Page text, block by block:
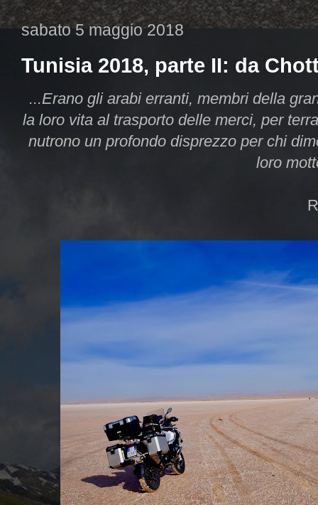
sabato 5 maggio 2018
Tunisia 2018, parte II: da
...Erano gli arabi erranti, membri della
la loro vita al trasporto delle merci, per
nutrono un profondo disprezzo per chi
loro